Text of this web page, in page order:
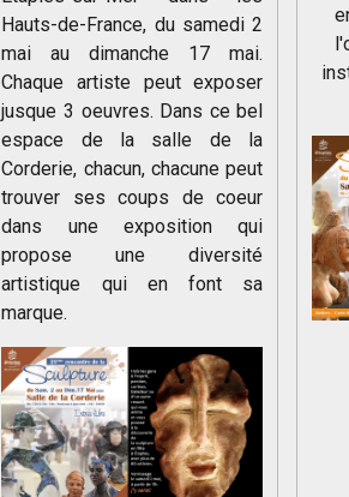
Hauts-de-France, du samedi 2
mai au dimanche 17 mai.
Chaque artiste peut exposer
jusque 3 oeuvres. Dans ce bel
espace de la salle de la
Corderie, chacun, chacune peut
trouver ses coups de coeur
dans une exposition qui
propose une diversité
artistique qui en font sa
marque.